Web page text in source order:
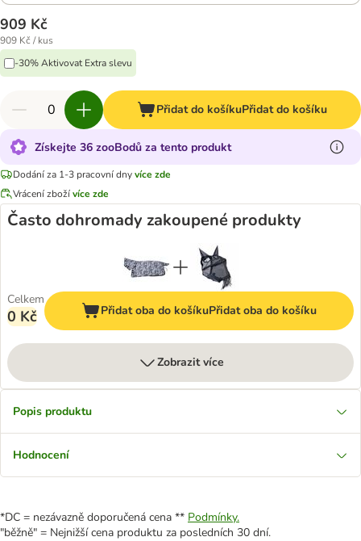
909 Kč
909 Kč / kus
-30% Aktivovat Extra slevu
Přidat do košíkuPřidat do košíku
Získejte 36 zooBodů za tento produkt
Dodání za 1-3 pracovní dnyvíce zde
Vrácení zbožívíce zde
Často dohromady zakoupené produkty
Celkem
0 Kč Přidat oba do košíkuPřidat oba do košíku
Zobrazit více
Popis produktu
Hodnocení
*DC = nezávazně doporučená cena ** Podmínky.
"běžně" = Nejnižší cena produktu za posledních 30 dní.